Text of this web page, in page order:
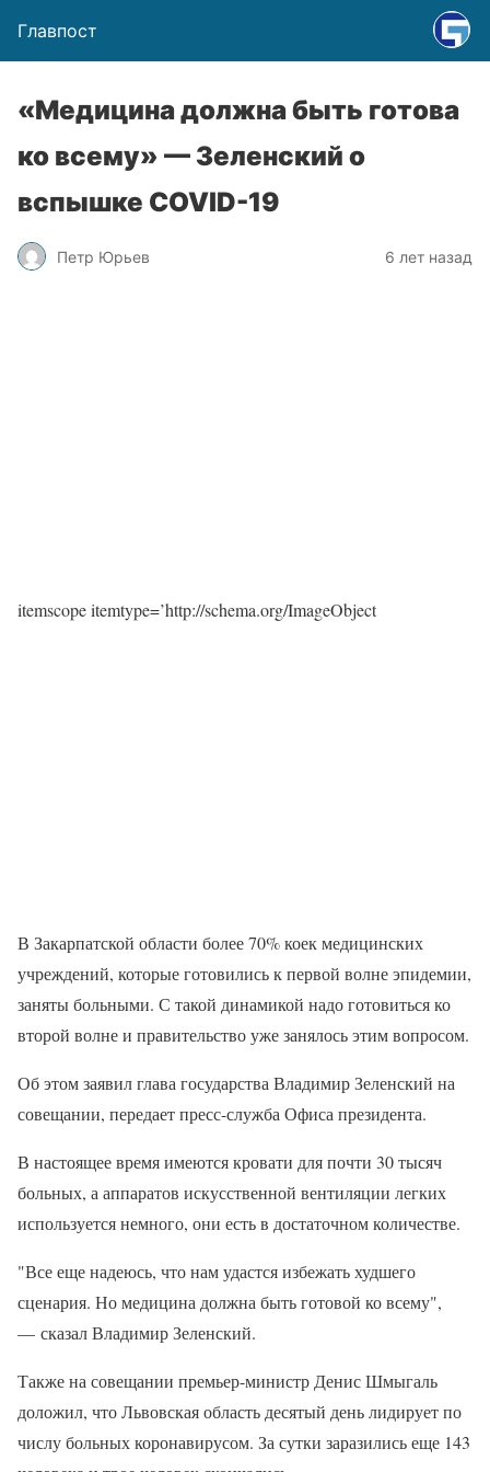
Главпост
«Медицина должна быть готова
ко всему» — Зеленский о
вспышке COVID-19
Петр Юрьев 6 лет назад
itemscope itemtype=’http://schema.org/ImageObject
В Закарпатской области более 70% коек медицинских
учреждений, которые готовились к первой волне эпидемии,
заняты больными. С такой динамикой надо готовиться ко
второй волне и правительство уже занялось этим вопросом.
Об этом заявил глава государства Владимир Зеленский на
совещании, передает пресс-служба Офиса президента.
В настоящее время имеются кровати для почти 30 тысяч
больных, а аппаратов искусственной вентиляции легких
используется немного, они есть в достаточном количестве.
"Все еще надеюсь, что нам удастся избежать худшего
сценария. Но медицина должна быть готовой ко всему",
— сказал Владимир Зеленский.
Также на совещании премьер-министр Денис Шмыгаль
доложил, что Львовская область десятый день лидирует по
числу больных коронавирусом. За сутки заразились еще 143